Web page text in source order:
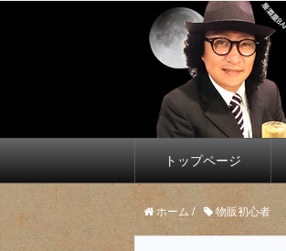
トップページ
ホーム / 物販初心者